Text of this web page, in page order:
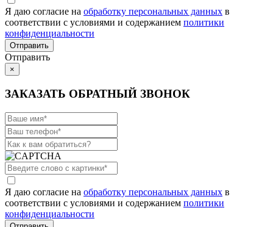
Я даю согласие на обработку персональных данных в
соответствии с условиями и содержанием политики
конфиденциальности
Отправить
×
ЗАКАЗАТЬ ОБРАТНЫЙ ЗВОНОК
Я даю согласие на обработку персональных данных в
соответствии с условиями и содержанием политики
конфиденциальности